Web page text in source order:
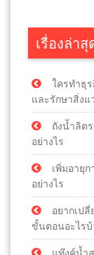
เรื่องล่าสุ
ใครทำธุ
และรักษาสิ่งแ
ถังน้ำลิต
อย่างไร
เพิ่มอายุ
อย่างไร
อยากเป
ขั้นตอนอะไรบ้